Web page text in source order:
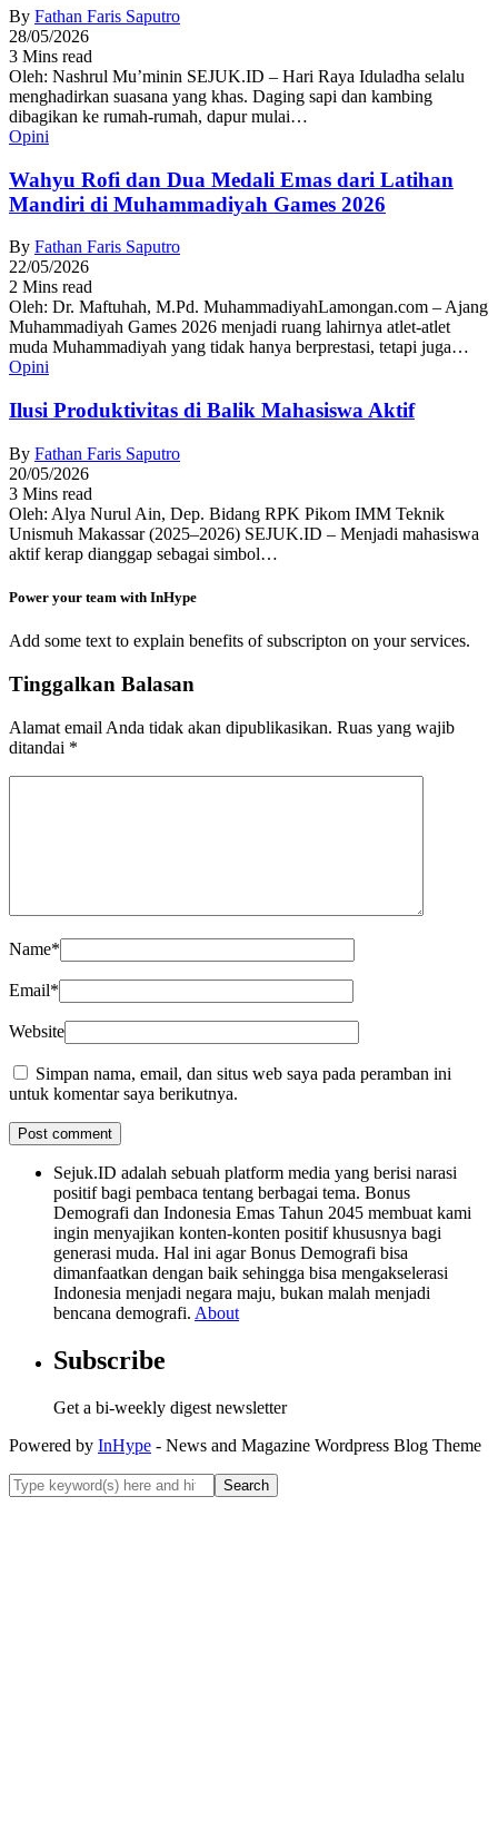
By Fathan Faris Saputro
28/05/2026
3 Mins read
Oleh: Nashrul Mu’minin SEJUK.ID – Hari Raya Iduladha selalu
menghadirkan suasana yang khas. Daging sapi dan kambing
dibagikan ke rumah-rumah, dapur mulai…
Opini
Wahyu Rofi dan Dua Medali Emas dari Latihan
Mandiri di Muhammadiyah Games 2026
By Fathan Faris Saputro
22/05/2026
2 Mins read
Oleh: Dr. Maftuhah, M.Pd. MuhammadiyahLamongan.com – Ajang
Muhammadiyah Games 2026 menjadi ruang lahirnya atlet-atlet
muda Muhammadiyah yang tidak hanya berprestasi, tetapi juga…
Opini
Ilusi Produktivitas di Balik Mahasiswa Aktif
By Fathan Faris Saputro
20/05/2026
3 Mins read
Oleh: Alya Nurul Ain, Dep. Bidang RPK Pikom IMM Teknik
Unismuh Makassar (2025–2026) SEJUK.ID – Menjadi mahasiswa
aktif kerap dianggap sebagai simbol…
Power your team with InHype
Add some text to explain benefits of subscripton on your services.
Tinggalkan Balasan
Alamat email Anda tidak akan dipublikasikan. Ruas yang wajib
ditandai *
Name*
Email*
Website
Simpan nama, email, dan situs web saya pada peramban ini
untuk komentar saya berikutnya.
Sejuk.ID adalah sebuah platform media yang berisi narasi
positif bagi pembaca tentang berbagai tema. Bonus
Demografi dan Indonesia Emas Tahun 2045 membuat kami
ingin menyajikan konten-konten positif khususnya bagi
generasi muda. Hal ini agar Bonus Demografi bisa
dimanfaatkan dengan baik sehingga bisa mengakselerasi
Indonesia menjadi negara maju, bukan malah menjadi
bencana demografi. About
Subscribe
Get a bi-weekly digest newsletter
Powered by InHype - News and Magazine Wordpress Blog Theme